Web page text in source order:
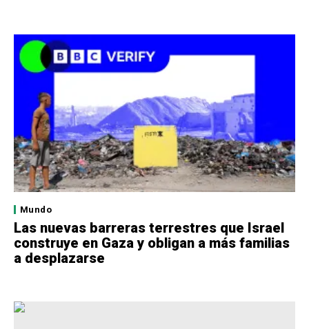
Mundo
Las nuevas barreras terrestres que Israel
construye en Gaza y obligan a más familias
a desplazarse